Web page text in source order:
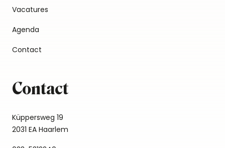
Vacatures
Agenda
Contact
Contact
Küppersweg 19
2031 EA Haarlem